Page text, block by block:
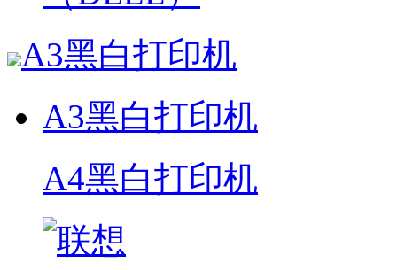
A3黑白打印机
A3黑白打印机
A4黑白打印机